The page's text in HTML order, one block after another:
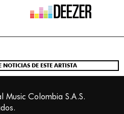
NOTICIAS DE ESTE ARTISTA
Colombia S.A.S.